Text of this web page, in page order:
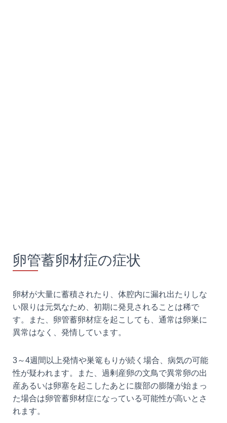
卵管蓄卵材症の症状
卵材が大量に蓄積されたり、体腔内に漏れ出たりしな
い限りは元気なため、初期に発見されることは稀で
す。また、卵管蓄卵材症を起こしても、通常は卵巣に
異常はなく、発情しています。
3～4週間以上発情や巣篭もりが続く場合、病気の可能
性が疑われます。また、過剰産卵の文鳥で異常卵の出
産あるいは卵塞を起こしたあとに腹部の膨隆が始まっ
た場合は卵管蓄卵材症になっている可能性が高いとさ
れます。